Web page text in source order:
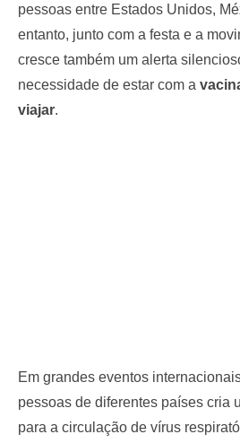
pessoas entre Estados Unidos,
entanto, junto com a festa e a
cresce também um alerta
necessidade de estar com a
viajar.
Em grandes eventos
pessoas de diferentes países cria
para a circulação de vírus